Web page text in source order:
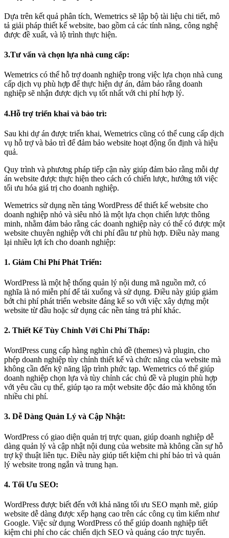
Dựa trên kết quả phân tích, Wemetrics sẽ lập bộ tài liệu chi tiết, mô
tả giải pháp thiết kế website, bao gồm cả các tính năng, công nghệ
được đề xuất, và lộ trình thực hiện.
3.Tư vấn và chọn lựa nhà cung cấp:
Wemetrics có thể hỗ trợ doanh nghiệp trong việc lựa chọn nhà cung
cấp dịch vụ phù hợp để thực hiện dự án, đảm bảo rằng doanh
nghiệp sẽ nhận được dịch vụ tốt nhất với chi phí hợp lý.
4.Hỗ trợ triển khai và bảo trì:
Sau khi dự án được triển khai, Wemetrics cũng có thể cung cấp dịch
vụ hỗ trợ và bảo trì để đảm bảo website hoạt động ổn định và hiệu
quả.
Quy trình và phương pháp tiếp cận này giúp đảm bảo rằng mỗi dự
án website được thực hiện theo cách có chiến lược, hướng tới việc
tối ưu hóa giá trị cho doanh nghiệp.
Wemetrics sử dụng nền tảng WordPress để thiết kế website cho
doanh nghiệp nhỏ và siêu nhỏ là một lựa chọn chiến lược thông
minh, nhằm đảm bảo rằng các doanh nghiệp này có thể có được một
website chuyên nghiệp với chi phí đầu tư phù hợp. Điều này mang
lại nhiều lợi ích cho doanh nghiệp:
1. Giảm Chi Phí Phát Triển:
WordPress là một hệ thống quản lý nội dung mã nguồn mở, có
nghĩa là nó miễn phí để tải xuống và sử dụng. Điều này giúp giảm
bớt chi phí phát triển website đáng kể so với việc xây dựng một
website từ đầu hoặc sử dụng các nền tảng trả phí khác.
2. Thiết Kế Tùy Chỉnh Với Chi Phí Thấp:
WordPress cung cấp hàng nghìn chủ đề (themes) và plugin, cho
phép doanh nghiệp tùy chỉnh thiết kế và chức năng của website mà
không cần đến kỹ năng lập trình phức tạp. Wemetrics có thể giúp
doanh nghiệp chọn lựa và tùy chỉnh các chủ đề và plugin phù hợp
với yêu cầu cụ thể, giúp tạo ra một website độc đáo mà không tốn
nhiều chi phí.
3. Dễ Dàng Quản Lý và Cập Nhật:
WordPress có giao diện quản trị trực quan, giúp doanh nghiệp dễ
dàng quản lý và cập nhật nội dung của website mà không cần sự hỗ
trợ kỹ thuật liên tục. Điều này giúp tiết kiệm chi phí bảo trì và quản
lý website trong ngắn và trung hạn.
4. Tối Ưu SEO:
WordPress được biết đến với khả năng tối ưu SEO mạnh mẽ, giúp
website dễ dàng được xếp hạng cao trên các công cụ tìm kiếm như
Google. Việc sử dụng WordPress có thể giúp doanh nghiệp tiết
kiệm chi phí cho các chiến dịch SEO và quảng cáo trực tuyến.